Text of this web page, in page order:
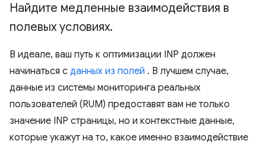
Найдите медленные взаимодействия в
полевых условиях.
В идеале, ваш путь к оптимизации INP должен
начинаться с данных из полей . В лучшем случае,
данные из системы мониторинга реальных
пользователей (RUM) предоставят вам не только
значение INP страницы, но и контекстные данные,
которые укажут на то, какое именно взаимодействие